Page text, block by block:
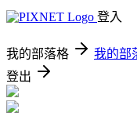
登入
我的部落格 我的部
登出